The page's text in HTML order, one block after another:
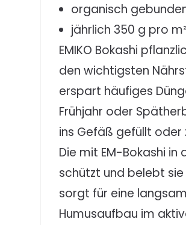
organisch
jährlich 350 g pro
EMIKO Bokashi
den wichtigsten
erspart häufiges
Frühjahr oder
ins Gefäß gefüllt oder
Die mit EM-Bokashi
schützt und belebt
sorgt für eine
Humusaufbau im